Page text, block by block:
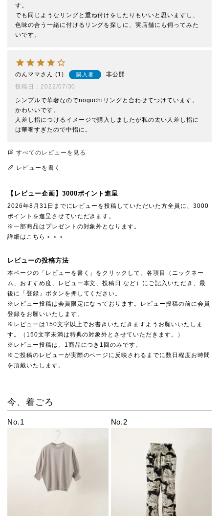
す。
でも同じようなリングと重ね付けをしたりもいいと思いますし、
色味の合う一緒に付けるリングを探しに、実店舗にも伺ってみた
のんママ 1 購入者
非公開
投稿日
2022/07/30
シンプルで華奢なのでnoguchiリングと合わせてつけています。
かわいいです。
人差し指につけるイメージで購入しましたが私の太い人差し指に
すべてのレビューを見る
レビューを書く
【レビュー企画】3000ポイント進呈
2026年8月31日までにレビューを投稿していただいた方全員に、3000
ポイントを進呈させていただきます。
※一部商品はプレゼントの対象外となります。
詳細はこちら＞＞＞
レビューの投稿方法
本ページの「レビューを書く」をクリックして、各項目（ニックネー
ム、おすすめ度、レビュー本文、投稿日 など）にご記入いただき、最
後に「登録」ボタンを押してください。
※レビュー投稿は会員限定になっております。レビュー投稿の前に会員
登録をお願いいたします。
※レビューは150文字以上でお書きいただきますようお願いいたしま
す。（150文字未満は特典の対象外とさせていただきます。）
※レビュー投稿は、1商品につき1回のみです。
※ご投稿のレビューが実際のページに反映されるまでに数日程度お時間
を頂戴いたします。
今、着ごろ
No.1 No.2